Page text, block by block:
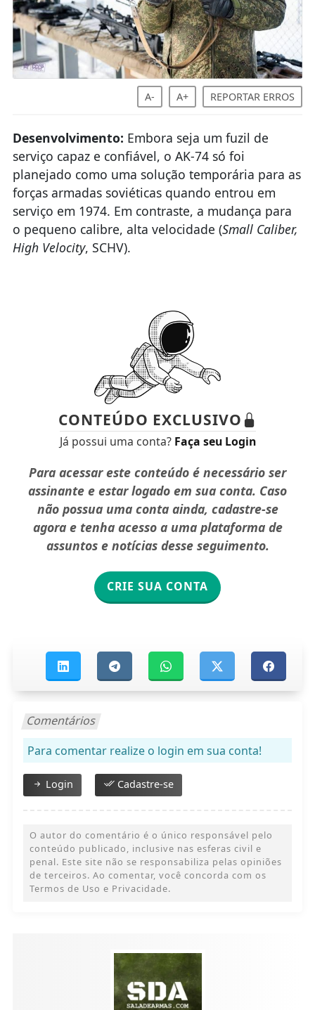
A- A+ REPORTAR ERROS
Desenvolvimento: Embora seja um fuzil de
serviço capaz e confiável, o AK-74 só foi
planejado como uma solução temporária para as
forças armadas soviéticas quando entrou em
serviço em 1974. Em contraste, a mudança para
o pequeno calibre, alta velocidade (Small Caliber,
High Velocity, SCHV).
CONTEÚDO EXCLUSIVO
Já possui uma conta? Faça seu Login
Para acessar este conteúdo é necessário ser
assinante e estar logado em sua conta. Caso
não possua uma conta ainda, cadastre-se
agora e tenha acesso a uma plataforma de
assuntos e notícias desse seguimento.
CRIE SUA CONTA
Comentários
Para comentar realize o login em sua conta!
Login Cadastre-se
O autor do comentário é o único responsável pelo
conteúdo publicado, inclusive nas esferas civil e
penal. Este site não se responsabiliza pelas opiniões
de terceiros. Ao comentar, você concorda com os
Termos de Uso e Privacidade.